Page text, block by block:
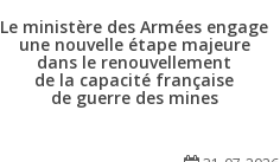
Le ministère des Armées engage
une nouvelle étape majeure
dans le renouvellement
de la capacité française
de guerre des mines